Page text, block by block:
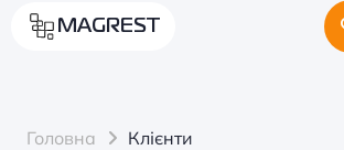
MAGREST
Головна Клієнти